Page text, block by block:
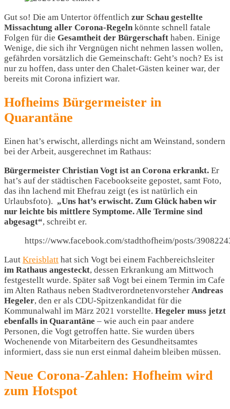
Gut so! Die am Untertor öffentlich zur Schau gestellte
Missachtung aller Corona-Regeln könnte schnell fatale
Folgen für die Gesamtheit der Bürgerschaft haben. Einige
Wenige, die sich ihr Vergnügen nicht nehmen lassen wollen,
gefährden vorsätzlich die Gemeinschaft: Geht’s noch? Es ist
nur zu hoffen, dass unter den Chalet-Gästen keiner war, der
bereits mit Corona infiziert war.
Hofheims Bürgermeister in
Quarantäne
Einen hat’s erwischt, allerdings nicht am Weinstand, sondern
bei der Arbeit, ausgerechnet im Rathaus:
Bürgermeister Christian Vogt ist an Corona erkrankt. Er
hat’s auf der städtischen Facebookseite gepostet, samt Foto,
das ihn lachend mit Ehefrau zeigt (es ist natürlich ein
Urlaubsfoto). „Uns hat’s erwischt. Zum Glück haben wir
nur leichte bis mittlere Symptome. Alle Termine sind
abgesagt“, schreibt er.
https://www.facebook.com/stadthofheim/posts/
Laut Kreisblatt hat sich Vogt bei einem Fachbereichsleiter
im Rathaus angesteckt, dessen Erkrankung am Mittwoch
festgestellt wurde. Später saß Vogt bei einem Termin im Cafe
im Alten Rathaus neben Stadtverordnetenvorsteher Andreas
Hegeler, den er als CDU-Spitzenkandidat für die
Kommunalwahl im März 2021 vorstellte. Hegeler muss jetzt
ebenfalls in Quarantäne – wie auch ein paar andere
Personen, die Vogt getroffen hatte. Sie wurden übers
Wochenende von Mitarbeitern des Gesundheitsamtes
informiert, dass sie nun erst einmal daheim bleiben müssen.
Neue Corona-Zahlen: Hofheim wird
zum Hotspot